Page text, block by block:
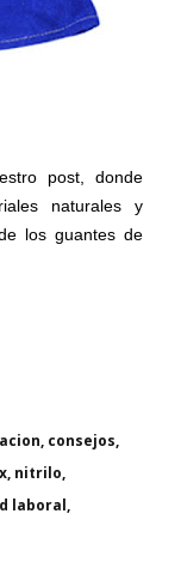
post, donde
naturales y
los guantes de
consejos
nitrilo
laboral